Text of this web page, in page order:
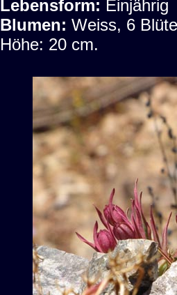
Lebensform: Einjährig
Blumen: Weiss, 6
Höhe: 20 cm.